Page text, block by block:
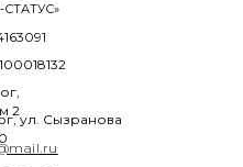
2
ул. Сызранова